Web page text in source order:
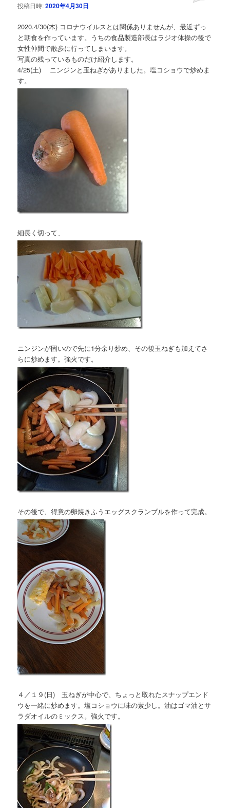
投稿日時:2020年4月30日
2020.4/30(木) コロナウイルスとは関係ありませんが、最近ずっ
と朝食を作っています。うちの食品製造部長はラジオ体操の後で
女性仲間で散歩に行ってしまいます。
写真の残っているものだけ紹介します。
4/25(土) ニンジンと玉ねぎがありました。塩コショウで炒めま
す。
細長く切って、
ニンジンが固いので先に1分余り炒め、その後玉ねぎも加えてさ
らに炒めます。強火です。
その後で、得意の卵焼きふうエッグスクランブルを作って完成。
４／１９(日) 玉ねぎが中心で、ちょっと取れたスナップエンド
ウを一緒に炒めます。塩コショウに味の素少し。油はゴマ油とサ
ラダオイルのミックス。強火です。